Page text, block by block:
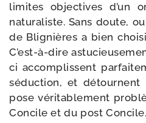
limites objec­tives d’un
natu­ra­liste. Sans doute,
de Blignières a bien
C’est-à-dire
ci accom­plissent
séduc­tion, et
pose véri­ta­ble­ment
Concile et du post